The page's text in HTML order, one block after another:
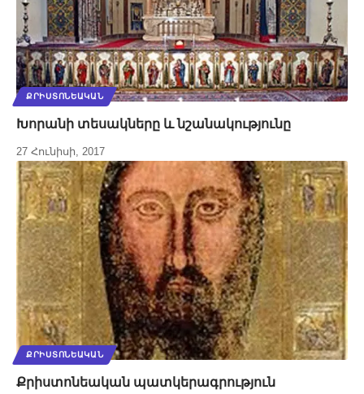
ՔՐԻՍՏՈՆԵԱԿԱՆ
Խորանի տեսակները և նշանակությունը
27 Հունիսի, 2017
ՔՐԻՍՏՈՆԵԱԿԱՆ
Քրիստոնեական պատկերագրություն